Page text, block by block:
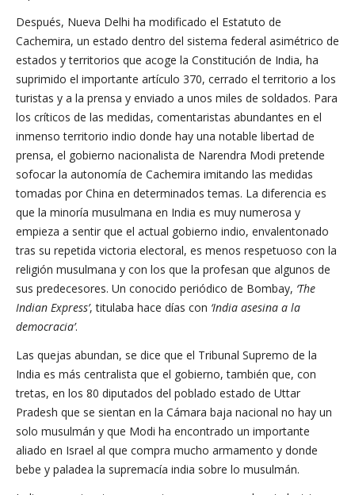
Después, Nueva Delhi ha modificado el Estatuto de
Cachemira, un estado dentro del sistema federal asimétrico de
estados y territorios que acoge la Constitución de India, ha
suprimido el importante artículo 370, cerrado el territorio a los
turistas y a la prensa y enviado a unos miles de soldados. Para
los críticos de las medidas, comentaristas abundantes en el
inmenso territorio indio donde hay una notable libertad de
prensa, el gobierno nacionalista de Narendra Modi pretende
sofocar la autonomía de Cachemira imitando las medidas
tomadas por China en determinados temas. La diferencia es
que la minoría musulmana en India es muy numerosa y
empieza a sentir que el actual gobierno indio, envalentonado
tras su repetida victoria electoral, es menos respetuoso con la
religión musulmana y con los que la profesan que algunos de
sus predecesores. Un conocido periódico de Bombay, ‘The
Indian Express’, titulaba hace días con ‘India asesina a la
democracia’.
Las quejas abundan, se dice que el Tribunal Supremo de la
India es más centralista que el gobierno, también que, con
tretas, en los 80 diputados del poblado estado de Uttar
Pradesh que se sientan en la Cámara baja nacional no hay un
solo musulmán y que Modi ha encontrado un importante
aliado en Israel al que compra mucho armamento y donde
bebe y paladea la supremacía india sobre lo musulmán.